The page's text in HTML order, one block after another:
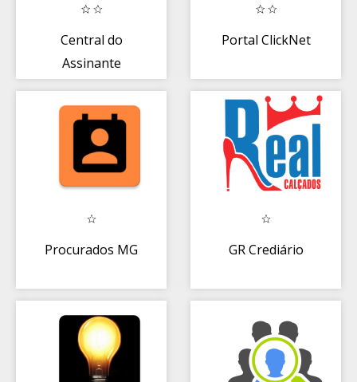
Central do
Assinante
Portal ClickNet
Procurados MG GR Crediário